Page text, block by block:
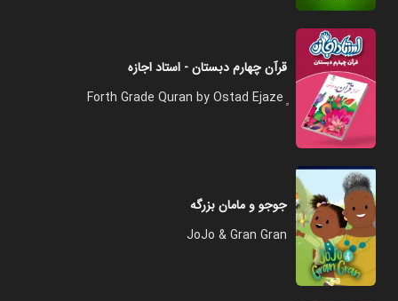
قرآن چهارم دبستان - استاد اجازه
جوجو و مامان بزرگه
JoJo & Gran Gran